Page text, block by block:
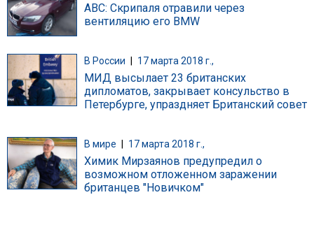
ABC: Скрипаля отравили через
вентиляцию его BMW
В России 17 марта 2018 г.,
МИД высылает 23 британских
дипломатов, закрывает консульство в
Петербурге, упраздняет Британский совет
В мире 17 марта 2018 г.,
Химик Мирзаянов предупредил о
возможном отложенном заражении
британцев "Новичком"